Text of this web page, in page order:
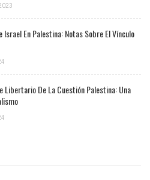
En Palestina: Notas Sobre El Vínculo
Libertario De La Cuestión Palestina: Una